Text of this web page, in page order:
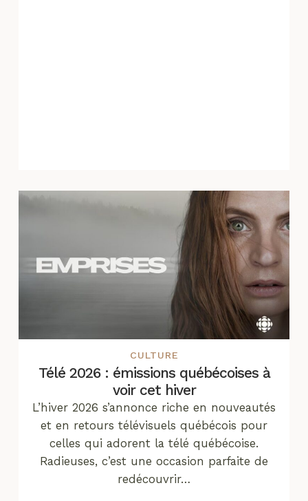
CULTURE
Télé 2026 : émissions québécoises à
voir cet hiver
L’hiver 2026 s’annonce riche en nouveautés
et en retours télévisuels québécois pour
celles qui adorent la télé québécoise.
Radieuses, c’est une occasion parfaite de
redécouvrir…